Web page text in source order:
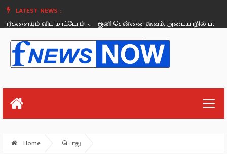
LATEST NEWS :
விட மாட்டோம்! -.
இனி சென்னை கூவம், அடையாறில் படகு
Thursday, August 26
Home பொது